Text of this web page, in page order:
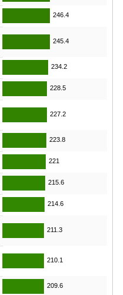
246.4
245.4
234.2
228.5
227.2
223.8
221
215.6
214.6
211.3
210.1
209.6